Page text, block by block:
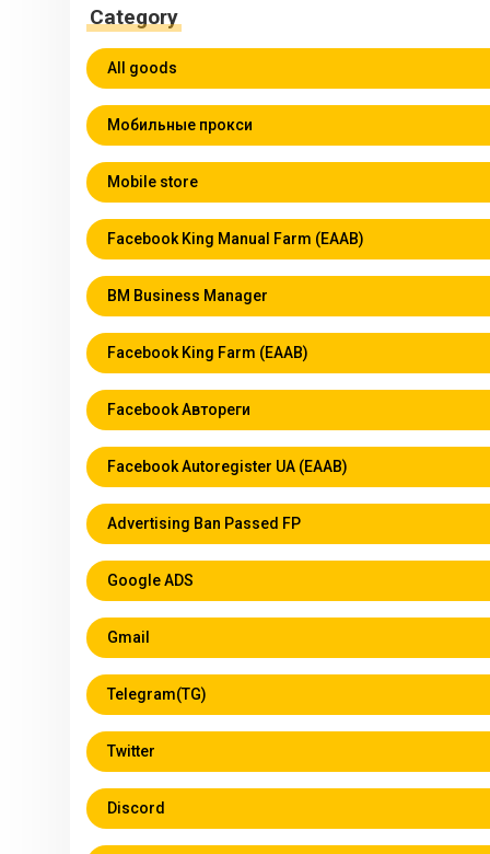
Category
All goods
Мобильные прокси
Mobile store
Facebook King Manual Farm (EAAB)
BM Business Manager
Facebook King Farm (EAAB)
Facebook Автореги
Facebook Autoregister UA (EAAB)
Аdvertising Ban Passed FP
Google ADS
Gmail
Telegram(TG)
Twitter
Discord